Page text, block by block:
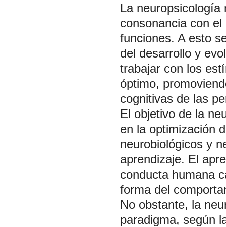
La neuropsicología
consonancia con
funciones. A esto
del desarrollo y
trabajar con los
óptimo,
cognitivas de las
El objetivo de la
en la optimización
neurobiológicos y
aprendizaje. El
conducta humana
forma del
No obstante, la
paradigma, según